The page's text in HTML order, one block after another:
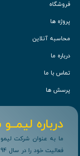
فروشگاه
پروژه ها
محاسبه آنلاین
درباره ما
تماس با ما
پرسش ها
درباره لیمــو